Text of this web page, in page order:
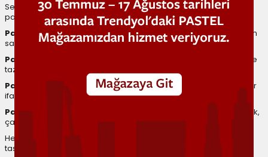
Seride yer alan dört özel ton, koleksiyonun zarif ve modern renk
paletini yansıtır.
Pastel x Arzu Sabancı Ruj No 21:Zamansız, her makyajla uyum
sağlayan sofistike bir tonudur.
Pastel x Arzu Sabancı Ruj No 22:
Günlük makyajlarda doğal ve
taze bir görünüm sunar.
Pastel x Arzu Sabancı Ruj No 23:Feminen, zarif ve romantik bir
ifade kazandırır.
Pastel x Arzu Sabancı Ruj No 24:
Özel günler ve davetlerde şık,
çarpıcı ve güçlü bir duruş sağlar.
Her ton, farklı tarzlara ve cilt tonlarına uyum sağlayacak şekilde
tasarlanmıştır.